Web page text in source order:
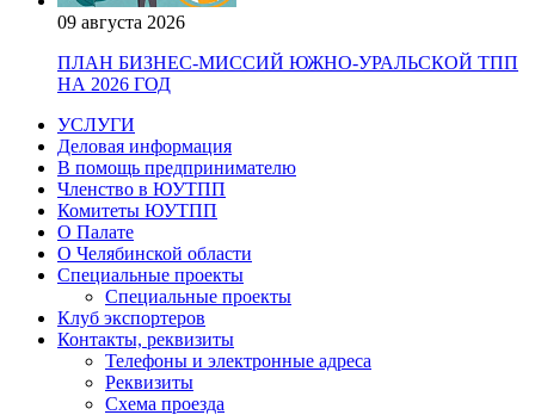
09 августа 2026
ПЛАН БИЗНЕС-МИССИЙ ЮЖНО-УРАЛЬСКОЙ ТПП
НА 2026 ГОД
УСЛУГИ
Деловая информация
В помощь предпринимателю
Членство в ЮУТПП
Комитеты ЮУТПП
О Палате
О Челябинской области
Специальные проекты
Специальные проекты
Клуб экспортеров
Контакты, реквизиты
Телефоны и электронные адреса
Реквизиты
Схема проезда